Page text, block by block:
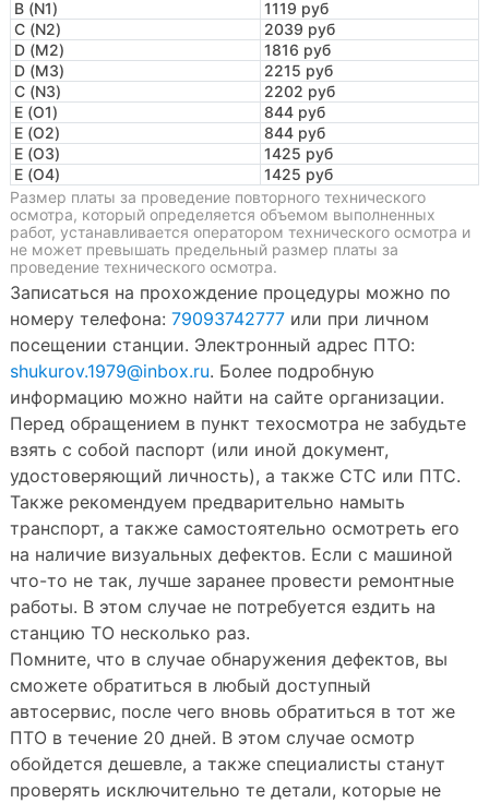
B (N1)
1119 руб
C (N2)
2039 руб
D (M2)
1816 руб
D (M3)
2215 руб
C (N3)
2202 руб
E (O1)
844 руб
E (O2)
844 руб
E (O3)
1425 руб
E (O4)
1425 руб
Размер платы за проведение повторного технического
осмотра, который определяется объемом выполненных
работ, устанавливается оператором технического осмотра и
не может превышать предельный размер платы за
проведение технического осмотра.
Записаться на прохождение процедуры можно по
номеру телефона: 79093742777 или при личном
посещении станции. Электронный адрес ПТО:
shukurov.1979@inbox.ru. Более подробную
информацию можно найти на сайте организации.
Перед обращением в пункт техосмотра не забудьте
взять с собой паспорт (или иной документ,
удостоверяющий личность), а также СТС или ПТС.
Также рекомендуем предварительно намыть
транспорт, а также самостоятельно осмотреть его
на наличие визуальных дефектов. Если с машиной
что-то не так, лучше заранее провести ремонтные
работы. В этом случае не потребуется ездить на
станцию ТО несколько раз.
Помните, что в случае обнаружения дефектов, вы
сможете обратиться в любый доступный
автосервис, после чего вновь обратиться в тот же
ПТО в течение 20 дней. В этом случае осмотр
обойдется дешевле, а также специалисты станут
проверять исключительно те детали, которые не